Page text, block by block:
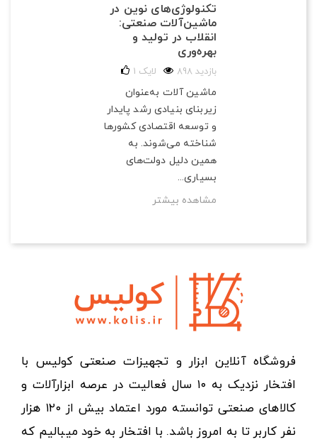
تکنولوژی‌های نوین در
ماشین‌آلات صنعتی:
انقلاب در تولید و
بهره‌وری
898 بازدید 1 لایک
ماشین آلات به‌عنوان
زیربنای بنیادی رشد پایدار
و توسعه اقتصادی کشورها
شناخته می‌شوند. به
همین دلیل دولت‌های
بسیاری...
مشاهده بیشتر
فروشگاه آنلاین ابزار و تجهیزات صنعتی کولیس با
افتخار نزدیک به ۱۰ سال فعالیت در عرصه ابزارآلات و
کالاهای صنعتی توانسته مورد اعتماد بیش از ۱۲۰ هزار
نفر کاربر تا به امروز باشد. با افتخار به خود میبالیم که